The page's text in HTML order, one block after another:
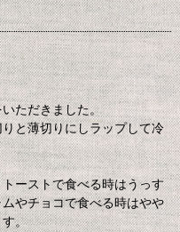
ただきました。
と薄切りにしラップして冷
ーストで食べる時はうっす
やチョコで食べる時はやや
す。